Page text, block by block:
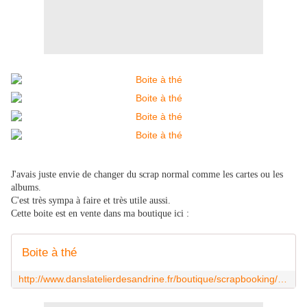
J'avais juste envie de changer du scrap normal comme les cartes ou les
albums.
C'est très sympa à faire et très utile aussi.
Cette boite est en vente dans ma boutique ici :
Boite à thé